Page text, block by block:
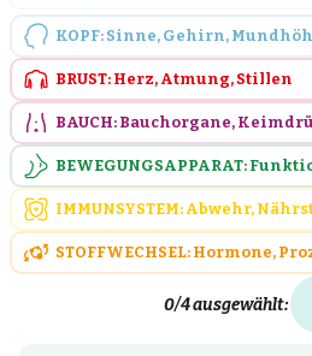
KOPF: Sinne, Gehirn,
BRUST: Herz, Atmung, Stillen
BAUCH: Bauchorgane,
BEWEGUNGSAPPARAT:
IMMUNSYSTEM: Abwehr,
STOFFWECHSEL: Hormone,
0/4 ausgewählt: